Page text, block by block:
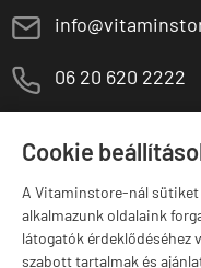
Cookie
A Vitaminstore-nál sütiket
alkalmazunk oldalaink
látogatók érdeklődéséhez
szabott tartalmak és
E
M 06 20 620 2222
Szugló u. 83-85.
Márkák